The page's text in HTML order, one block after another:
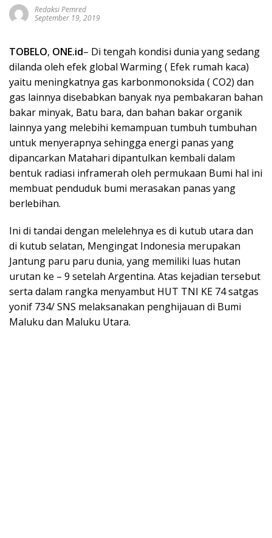
Redaksi Pemred
September 19, 2019
TOBELO, ONE.id– Di tengah kondisi dunia yang sedang
dilanda oleh efek global Warming ( Efek rumah kaca)
yaitu meningkatnya gas karbonmonoksida ( CO2) dan
gas lainnya disebabkan banyak nya pembakaran bahan
bakar minyak, Batu bara, dan bahan bakar organik
lainnya yang melebihi kemampuan tumbuh tumbuhan
untuk menyerapnya sehingga energi panas yang
dipancarkan Matahari dipantulkan kembali dalam
bentuk radiasi inframerah oleh permukaan Bumi hal ini
membuat penduduk bumi merasakan panas yang
berlebihan.
Ini di tandai dengan melelehnya es di kutub utara dan
di kutub selatan, Mengingat Indonesia merupakan
Jantung paru paru dunia, yang memiliki luas hutan
urutan ke – 9 setelah Argentina. Atas kejadian tersebut
serta dalam rangka menyambut HUT TNI KE 74 satgas
yonif 734/ SNS melaksanakan penghijauan di Bumi
Maluku dan Maluku Utara.